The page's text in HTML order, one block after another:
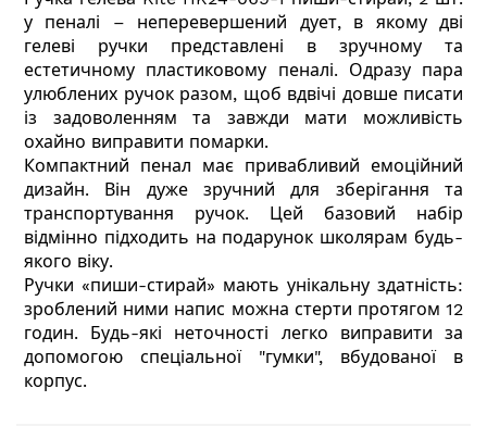
у пеналі – неперевершений дует, в якому дві
гелеві ручки представлені в зручному та
естетичному пластиковому пеналі. Одразу пара
улюблених ручок разом, щоб вдвічі довше писати
із задоволенням та завжди мати можливість
охайно виправити помарки.
Компактний пенал має привабливий емоційний
дизайн. Він дуже зручний для зберігання та
транспортування ручок. Цей базовий набір
відмінно підходить на подарунок школярам будь-
якого віку.
Ручки «пиши-стирай» мають унікальну здатність:
зроблений ними напис можна стерти протягом 12
годин. Будь-які неточності легко виправити за
допомогою спеціальної "гумки", вбудованої в
корпус.